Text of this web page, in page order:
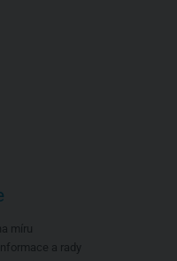
míru
a rady